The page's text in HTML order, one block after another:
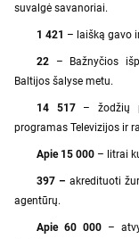
suvalgė savanoriai.
1 421 – laišką gavo
22 – Bažnyčios
Baltijos šalyse metu.
14 517 – žodžių
programas Televizijos ir
Apie 15 000 – litrai
397 –akredituoti
agentūrų.
Apie 60 000 –